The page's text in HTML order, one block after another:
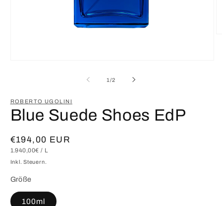
1/von
2
ROBERTO UGOLINI
Blue Suede Shoes EdP
Normaler
Preis
€194,00 EUR
GRUNDPREIS
1.940,00€ / PRO
L
Inkl. Steuern.
Größe
100ml